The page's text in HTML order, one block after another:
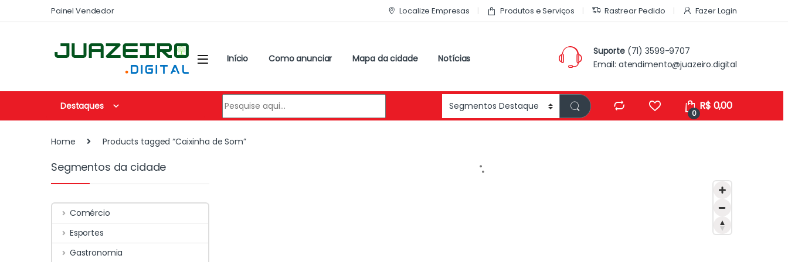
Painel Vendedor Localize Empresas Produtos e Serviços Rastrear Pedido Fazer Login
Início Como anunciar Mapa da cidade Notícias
Suporte(71) 3599-9707
Email: atendimento@juazeiro.digital
Destaques
0
R$ 0,00
Home Products tagged “Caixinha de Som”
Segmentos da cidade
Comércio
Esportes
Gastronomia